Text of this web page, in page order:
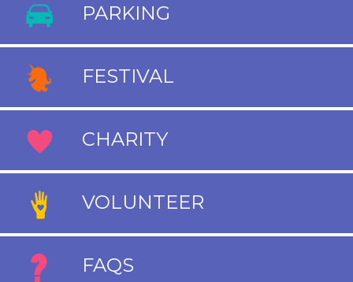
PARKING
FESTIVAL
CHARITY
VOLUNTEER
FAQS